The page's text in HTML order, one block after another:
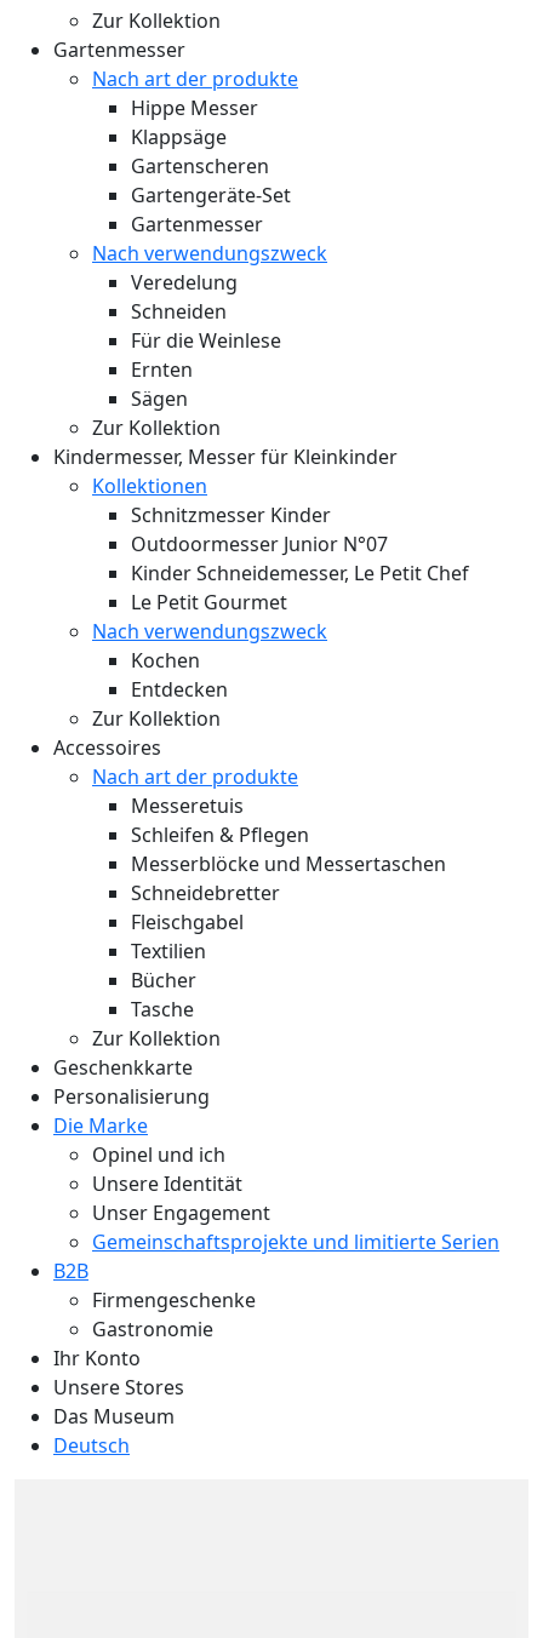
Zur Kollektion
Gartenmesser
Nach art der produkte
Hippe Messer
Klappsäge
Gartenscheren
Gartengeräte-Set
Gartenmesser
Nach verwendungszweck
Veredelung
Schneiden
Für die Weinlese
Ernten
Sägen
Zur Kollektion
Kindermesser, Messer für Kleinkinder
Kollektionen
Schnitzmesser Kinder
Outdoormesser Junior N°07
Kinder Schneidemesser, Le Petit Chef
Le Petit Gourmet
Nach verwendungszweck
Kochen
Entdecken
Zur Kollektion
Accessoires
Nach art der produkte
Messeretuis
Schleifen & Pflegen
Messerblöcke und Messertaschen
Schneidebretter
Fleischgabel
Textilien
Bücher
Tasche
Zur Kollektion
Geschenkkarte
Personalisierung
Die Marke
Opinel und ich
Unsere Identität
Unser Engagement
Gemeinschaftsprojekte und limitierte Serien
B2B
Firmengeschenke
Gastronomie
Ihr Konto
Unsere Stores
Das Museum
Deutsch